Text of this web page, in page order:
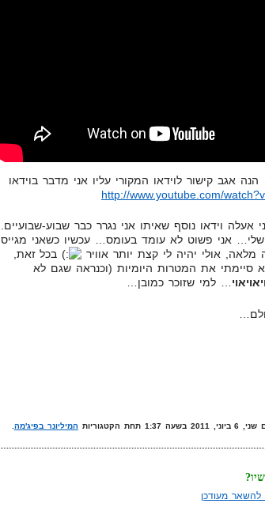
אגב קישור לוידאו המקורי עליו אני מדבר בוידאו
http://www.youtube.com/
וידאו נוסף שאיתו אני נגרר כבר שבוע-שבועיים.
אני פשוט לא עומד בעומס… עכשיו כשאני מגייס
אולי יהיה לי קצת יותר אוויר
בכל זאת,
לא סיימתי את המטרות היומיות (וכנראה שגם לא
… למי שזוכר כמובן…
הקטגוריות המיליונר בפיג'מה
להשאר מעודכן